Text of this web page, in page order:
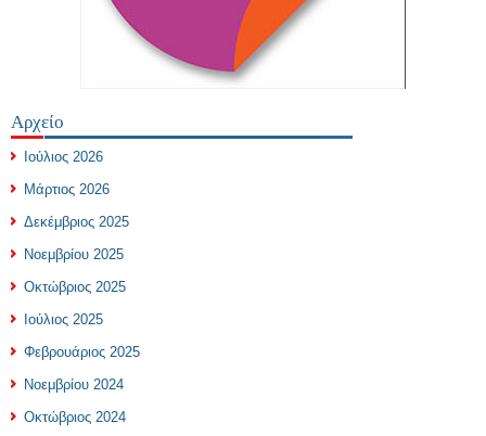
Αρχείο
Ιούλιος 2026
Μάρτιος 2026
Δεκέμβριος 2025
Νοεμβρίου 2025
Οκτώβριος 2025
Ιούλιος 2025
Φεβρουάριος 2025
Νοεμβρίου 2024
Οκτώβριος 2024